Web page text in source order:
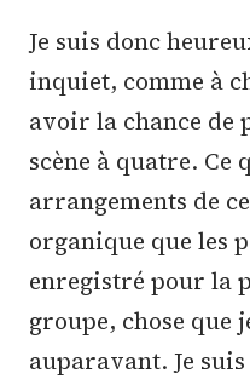
Je suis donc
inquiet, comme à
avoir la chance de
scène à quatre.
arrangements de
organique que les
enregistré pour la
groupe, chose que
auparavant. Je